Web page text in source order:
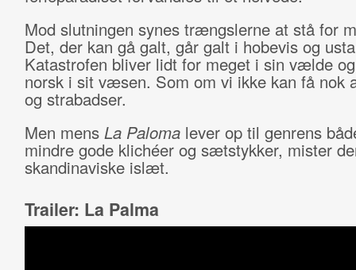
Mod slutningen synes trængslerne at stå for
Det, der kan gå galt, går galt i hobevis og
Katastrofen bliver lidt for meget i sin vælde
norsk i sit væsen. Som om vi ikke kan få nok
og strabadser.
Men mens La Palomalever op til genrens
mindre gode klichéer og sætstykker, mister
skandinaviske islæt.
Trailer: La Palma